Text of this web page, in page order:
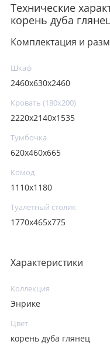
Технические
корень дуба
Комплектация и
Шкаф
2460x630x2460
Кровать (180х200)
2220x2140x1535
Тумбочка
620x460x665
Комод
1110x1180
Туалетный столик
1770x465x775
Характеристики
Коллекция
Энрике
Цвет
корень дуба глянец